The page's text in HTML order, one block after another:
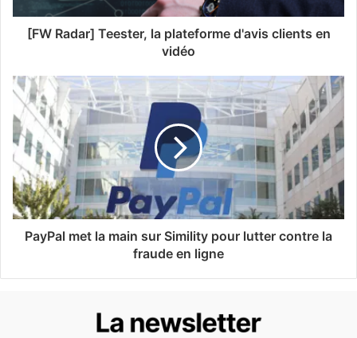
[FW Radar] Teester, la plateforme d'avis clients en
vidéo
PayPal met la main sur Simility pour lutter contre la
fraude en ligne